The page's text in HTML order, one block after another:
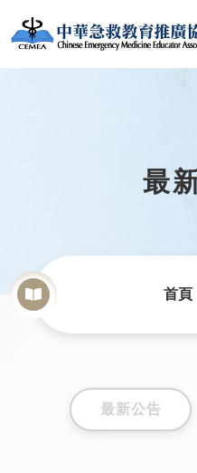
最
首頁
最新公告